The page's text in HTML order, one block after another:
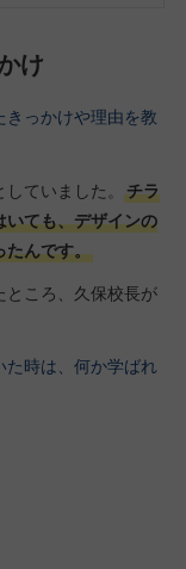
け
きっかけや理由を教
ていました。
チラ
いても、デザインの
たんです。
ところ、久保校長が
た時は、何か学ばれ